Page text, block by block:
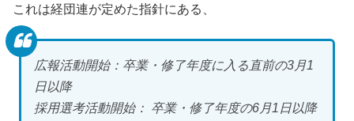
これは経団連が定めた指針にある、
広報活動開始：卒業・修了年度に入る直前の3月1
日以降
採用選考活動開始： 卒業・修了年度の6月1日以降